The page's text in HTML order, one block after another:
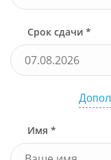
Срок сдачи *
Имя *